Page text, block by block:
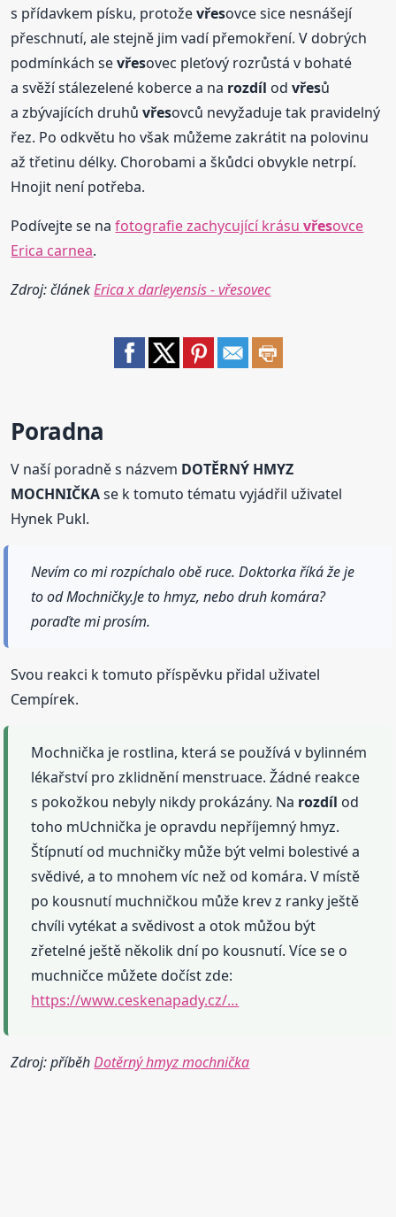
s přídavkem písku, protoževřesovce sice nesnášejí
přeschnutí, ale stejně jim vadí přemokření. V dobrých
podmínkách sevřesovec pleťový rozrůstá v bohaté
a svěží stálezelené koberce a na rozdíl odvřesů
a zbývajících druhůvřesovců nevyžaduje tak pravidelný
řez. Po odkvětu ho však můžeme zakrátit na polovinu
až třetinu délky. Chorobami a škůdci obvykle netrpí.
Hnojit není potřeba.
Podívejte se nafotografie zachycující krásuvřesovce
Erica carnea.
Zdroj: článekErica x darleyensis - vřesovec
Poradna
V naší poradně s názvem DOTĚRNÝ HMYZ
MOCHNIČKAse k tomuto tématu vyjádřil uživatel
Hynek Pukl.
Nevím co mi rozpíchalo obě ruce. Doktorka říká že je
to od Mochničky.Je to hmyz, nebo druh komára?
poraďte mi prosím.
Svou reakci k tomuto příspěvku přidal uživatel
Cempírek.
Mochnička je rostlina, která se používá v bylinném
lékařství pro zklidnění menstruace. Žádné reakce
s pokožkou nebyly nikdy prokázány. Na rozdíl od
toho mUchnička je opravdu nepříjemný hmyz.
Štípnutí od muchničky může být velmi bolestivé a
svědivé, a to mnohem víc než od komára. V místě
po kousnutí muchničkou může krev z ranky ještě
chvíli vytékat a svědivost a otok můžou být
zřetelné ještě několik dní po kousnutí. Více se o
muchničce můžete dočíst zde:
https://www.ceskenapady.cz/…
Zdroj: příběhDotěrný hmyz mochnička